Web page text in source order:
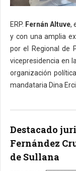
ERP. Fernán Altuve,
y con una amplia
por el Regional de
vicepresidencia en
organización
mandataria Dina
Destacado
Fernández
de Sullana